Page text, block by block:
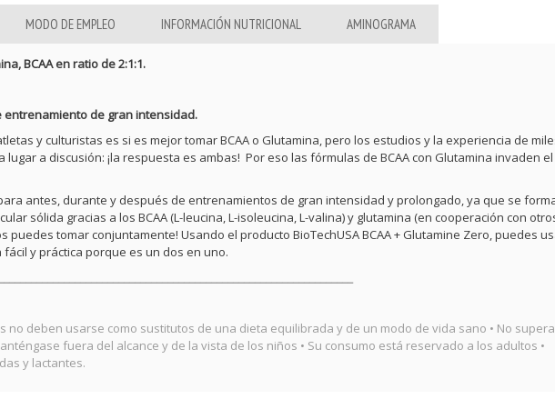
MODO DE EMPLEO INFORMACIÓN NUTRICIONAL AMINOGRAMA
BCAA en ratio de 2:1:1.
entrenamiento de gran intensidad.
y culturistas es si es mejor tomar BCAA o Glutamina, pero los estudios y la experiencia de
a discusión: ¡la respuesta es ambas! Por eso las fórmulas de BCAA con Glutamina invaden el
antes, durante y después de entrenamientos de gran intensidad y prolongado, ya que se
sólida gracias a los BCAA (L-leucina, L-isoleucina, L-valina) y glutamina (en cooperación con
puedes tomar conjuntamente! Usando el producto BioTechUSA BCAA + Glutamine Zero, puedes
y práctica porque es un dos en uno.
no deben usarse como sustitutos de una dieta equilibrada y de un modo de vida sano • No
fuera del alcance y de la vista de los niños • Su consumo está reservado a los adultos •
y lactantes.